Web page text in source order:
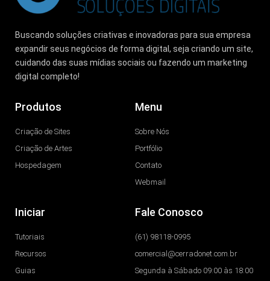
Buscando soluções criativas e inovadoras para sua empresa
expandir seus negócios de forma digital, seja criando um site,
cuidando das suas mídias sociais ou fazendo um marketing
digital completo!
Produtos
Criação de Sites
Criação de Artes
Hospedagem
Menu
Sobre Nós
Portfólio
Contato
Webmail
Iniciar
Tutoriais
Recursos
Guias
Fale Conosco
(61) 98118-0995
comercial@cerradonet.com.br
Segunda à Sábado 09:00 às 18:00